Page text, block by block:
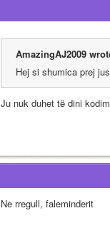
AmazingAJ2009
Hej si shumica prej
Ju nuk duhet të dini
Ne rregull, faleminderit